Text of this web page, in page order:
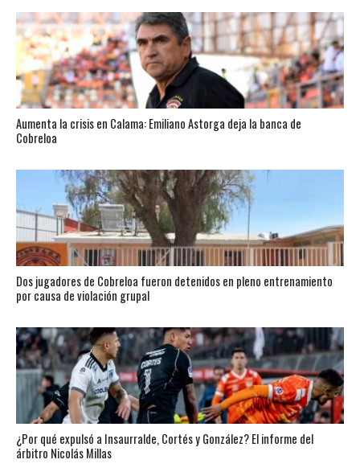
Aumenta la crisis en Calama: Emiliano Astorga deja la banca de
Cobreloa
Dos jugadores de Cobreloa fueron detenidos en pleno entrenamiento
por causa de violación grupal
¿Por qué expulsó a Insaurralde, Cortés y González? El informe del
árbitro Nicolás Millas